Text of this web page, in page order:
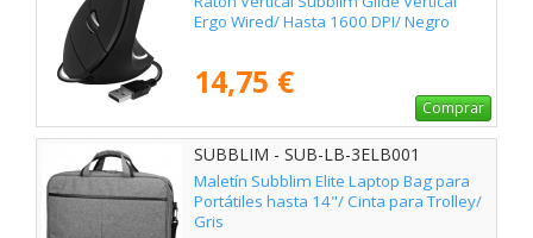
Ergo Wired/ Hasta 1600 DPI/ Negro
14,75 €
Comprar
SUBBLIM - SUB-LB-3ELB001
Maletín Subblim Elite Laptop Bag para
Portátiles hasta 14"/ Cinta para Trolley/
Gris